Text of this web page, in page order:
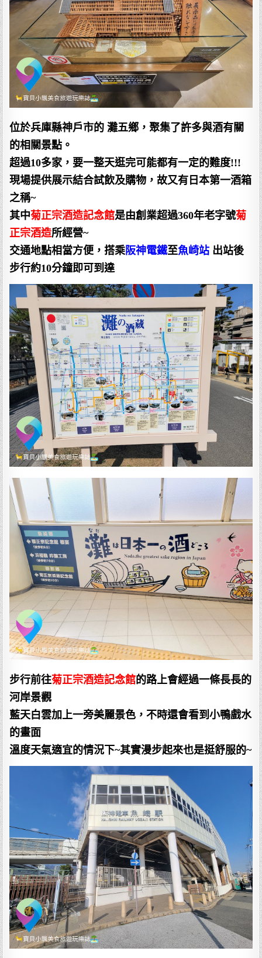
位於兵庫縣神戶市的 灘五鄉，聚集了許多與酒有關
的相關景點。
超過10多家，要一整天逛完可能都有一定的難度!!!
現場提供展示結合試飲及購物，故又有日本第一酒箱
之稱~
其中菊正宗酒造記念館是由創業超過360年老字號菊
正宗酒造所經營~
交通地點相當方便，搭乘阪神電鐵至魚崎站 出站後
步行約10分鐘即可到達
步行前往菊正宗酒造記念館的路上會經過一條長長的
河岸景觀
藍天白雲加上一旁美麗景色，不時還會看到小鴨戲水
的畫面
溫度天氣適宜的情況下~其實漫步起來也是挺舒服的~